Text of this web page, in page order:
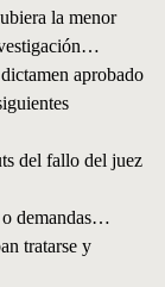
la menor
aprobado
del fallo del juez
o demandas…
tratarse y